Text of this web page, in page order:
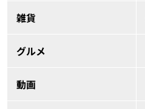
雑貨
グルメ
動画